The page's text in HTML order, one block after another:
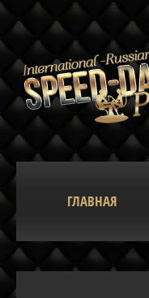
ГЛАВНАЯ